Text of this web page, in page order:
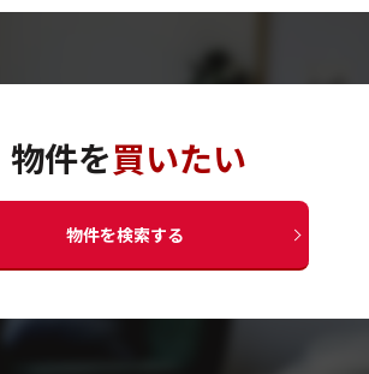
物件を買いたい
物件を検索する